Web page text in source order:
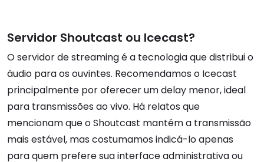
Servidor Shoutcast ou Icecast?
O servidor de streaming é a tecnologia que distribui o
áudio para os ouvintes. Recomendamos o Icecast
principalmente por oferecer um delay menor, ideal
para transmissões ao vivo. Há relatos que
mencionam que o Shoutcast mantém a transmissão
mais estável, mas costumamos indicá-lo apenas
para quem prefere sua interface administrativa ou